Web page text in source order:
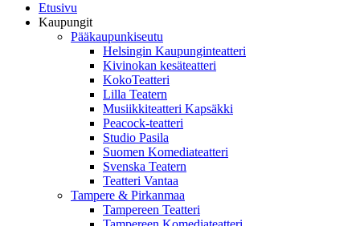
Etusivu
Kaupungit
Pääkaupunkiseutu
Helsingin Kaupunginteatteri
Kivinokan kesäteatteri
KokoTeatteri
Lilla Teatern
Musiikkiteatteri Kapsäkki
Peacock-teatteri
Studio Pasila
Suomen Komediateatteri
Svenska Teatern
Teatteri Vantaa
Tampere & Pirkanmaa
Tampereen Teatteri